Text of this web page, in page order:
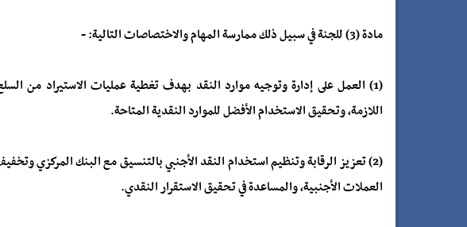
مادة (3) للجنة في سبيل ذلك ممارسة المهام والاختصاصات التالية: -
(1) العمل على إدارة وتوجيه موارد النقد بهدف تغطية عمليات الاستيراد من
اللازمة، وتحقيق الاستخدام الأفضل للموارد النقدية المتاحة.
(2) تعزيز الرقابة وتنظيم استخدام النقد الأجنبي بالتنسيق مع البنك المركزي
العملات الأجنبية، والمساعدة في تحقيق الاستقرار النقدي.